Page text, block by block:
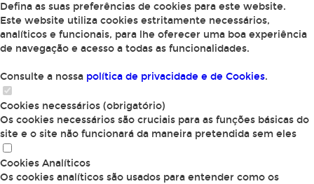
Defina as suas preferências de cookies para este website.
Este website utiliza cookies estritamente necessários,
analíticos e funcionais, para lhe oferecer uma boa experiência
de navegação e acesso a todas as funcionalidades.
Consulte a nossa política de privacidade e de Cookies.
Cookies necessários (obrigatório)
Os cookies necessários são cruciais para as funções básicas do
site e o site não funcionará da maneira pretendida sem eles
Cookies Analíticos
Os cookies analíticos são usados para entender como os